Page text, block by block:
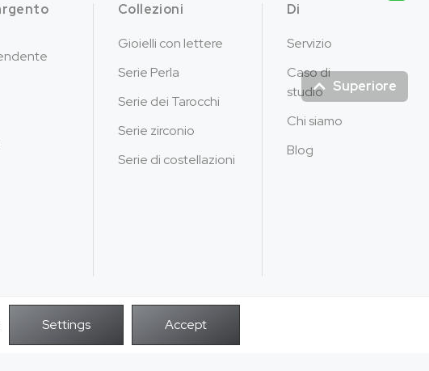
Superiore
Collezioni
Gioielli con lettere
Serie Perla
Serie dei Tarocchi
Serie zirconio
Serie di costellazioni
Di
Servizio
Caso di
studio
Chi siamo
Blog
- Tutti i diritti riservati.